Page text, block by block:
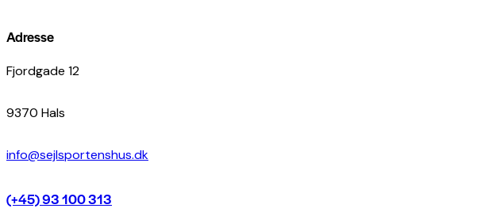
Adresse
Fjordgade 12
9370 Hals
info@sejlsportenshus.dk
(+45) 93 100 313